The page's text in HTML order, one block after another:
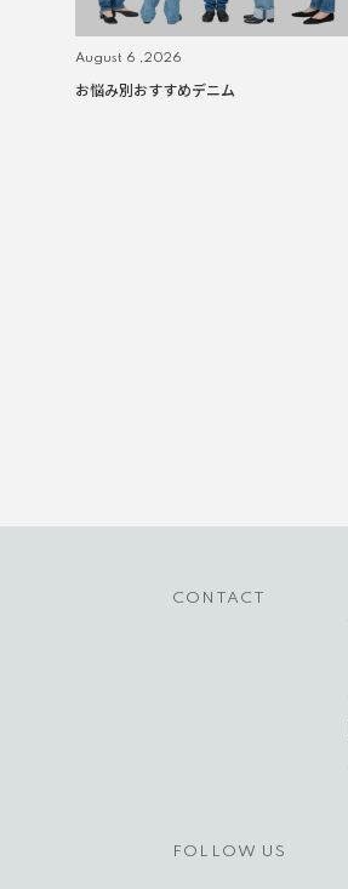
August 6 ,2026
お悩み別おすすめデニム
CONTACT
FOLLOW US